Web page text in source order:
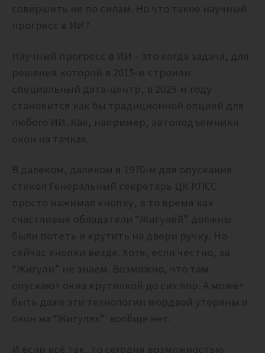
совершить не по силам. Но что такое научный
прогресс в ИИ?
Научный прогресс в ИИ – это когда задача, для
решения которой в 2015-м строили
специальный дата-центр, в 2025-м году
становится как бы традиционной опцией для
любого ИИ. Как, например, автоподъемники
окон на тачках.
В далеком, далеком я 1970-м для опускания
стекол Генеральный секретарь ЦК КПСС
просто нажимал кнопку, в то время как
счастливые обладатели “Жигулей” должны
были потеть и крутить на двери ручку. Но
сейчас кнопки везде. Хотя, если честно, за
“Жигули” не знаем. Возможно, что там
опускают окна крутилкой до сих пор. А может
быть даже эти технологии мордвой утеряны и
окон на “Жигулях” вообще нет.
И если всё так, то сегодня возможностью